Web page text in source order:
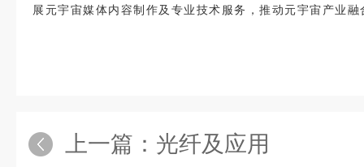
展元宇宙媒体内容制作及专业技术服务，推动元宇宙产业融
上一篇： 光纤及应用